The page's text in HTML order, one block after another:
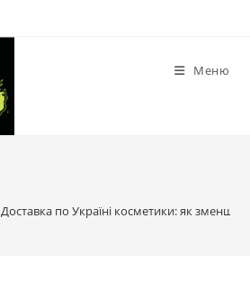
Меню
Доставка по Україні косметики: як